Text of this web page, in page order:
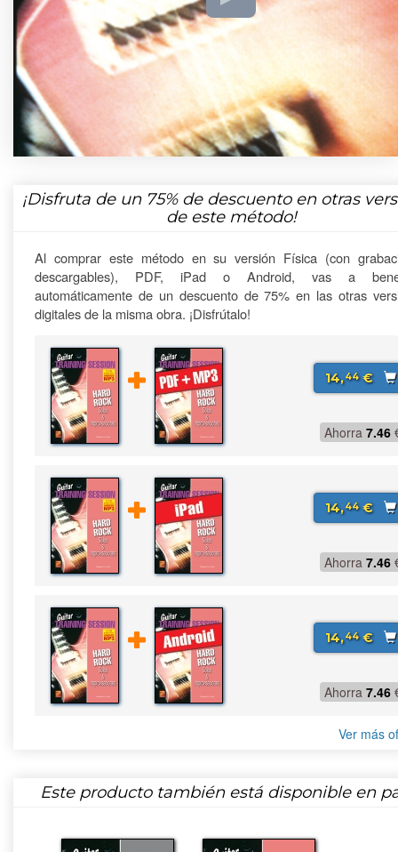
¡Disfruta de un 75%de descuento en otras
de este método!
Al comprar este método en su versión Física (con
descargables), PDF, iPad o Android, vas a
automáticamente de un descuento de 75% en las otras
digitales de la misma obra. ¡Disfrútalo!
14,44€
Ahorra 7.46
14,44€
Ahorra 7.46
14,44€
Ahorra 7.46
Ver más
Este producto también está disponible en